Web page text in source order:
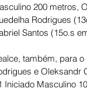
200 metros,
Rodrigues
Santos (15o.s
também, para
e Oleksandr
Iniciado Masculino